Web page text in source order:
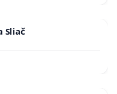
Sliač